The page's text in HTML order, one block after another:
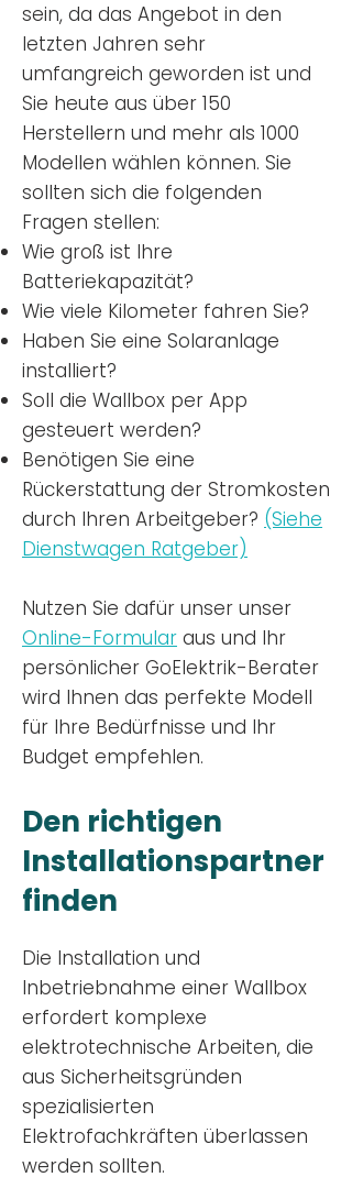
sein, da das Angebot in den
letzten Jahren sehr
umfangreich geworden ist und
Sie heute aus über 150
Herstellern und mehr als 1000
Modellen wählen können. Sie
sollten sich die folgenden
Fragen stellen:
Wie groß ist Ihre
Batteriekapazität?
Wie viele Kilometer fahren Sie?
Haben Sie eine Solaranlage
installiert?
Soll die Wallbox per App
gesteuert werden?
Benötigen Sie eine
Rückerstattung der Stromkosten
durch Ihren Arbeitgeber? (Siehe
Dienstwagen Ratgeber)
Nutzen Sie dafür unser unser
Online-Formular aus und Ihr
persönlicher GoElektrik-Berater
wird Ihnen das perfekte Modell
für Ihre Bedürfnisse und Ihr
Budget empfehlen.
Den richtigen
Installationspartner
finden
Die Installation und
Inbetriebnahme einer Wallbox
erfordert komplexe
elektrotechnische Arbeiten, die
aus Sicherheitsgründen
spezialisierten
Elektrofachkräften überlassen
werden sollten.